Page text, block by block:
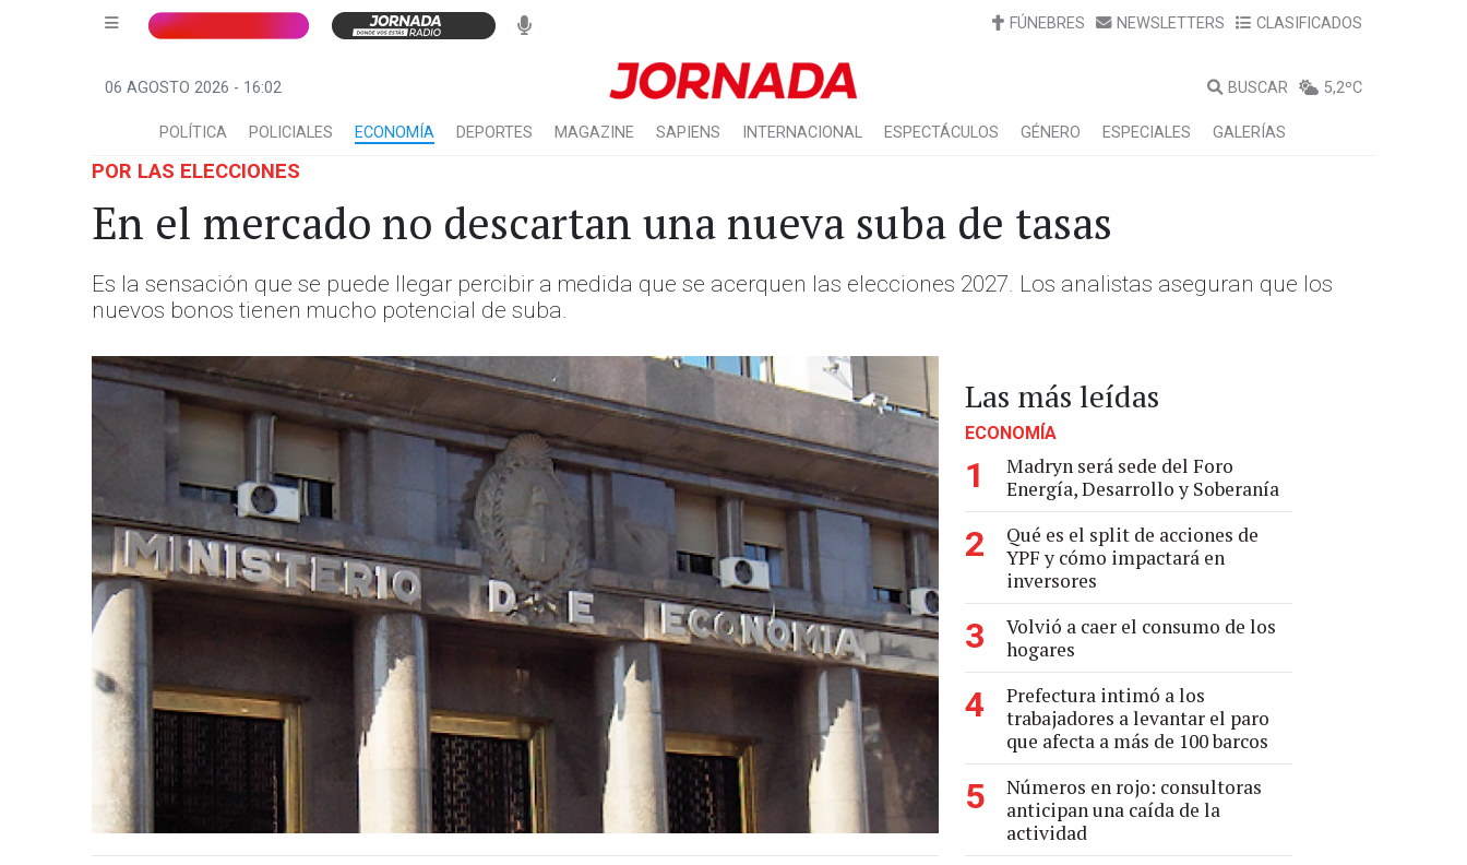
FÚNEBRES NEWSLETTERS CLASIFICADOS
06 AGOSTO 2026 - 16:02 BUSCAR 5,2ºC
POLÍTICA POLICIALES ECONOMÍA DEPORTES MAGAZINE SAPIENS INTERNACIONAL ESPECTÁCULOS GÉNERO ESPECIALES GALERÍAS
POR LAS ELECCIONES
En el mercado no descartan una nueva suba de tasas
Es la sensación que se puede llegar percibir a medida que se acerquen las elecciones 2027. Los analistas aseguran que los
nuevos bonos tienen mucho potencial de suba.
Las más leídas
ECONOMÍA
1
Madryn será sede del Foro
Energía, Desarrollo y Soberanía
2
Qué es el split de acciones de
YPF y cómo impactará en
inversores
3
Volvió a caer el consumo de los
hogares
4
Prefectura intimó a los
trabajadores a levantar el paro
que afecta a más de 100 barcos
5
Números en rojo: consultoras
anticipan una caída de la
actividad